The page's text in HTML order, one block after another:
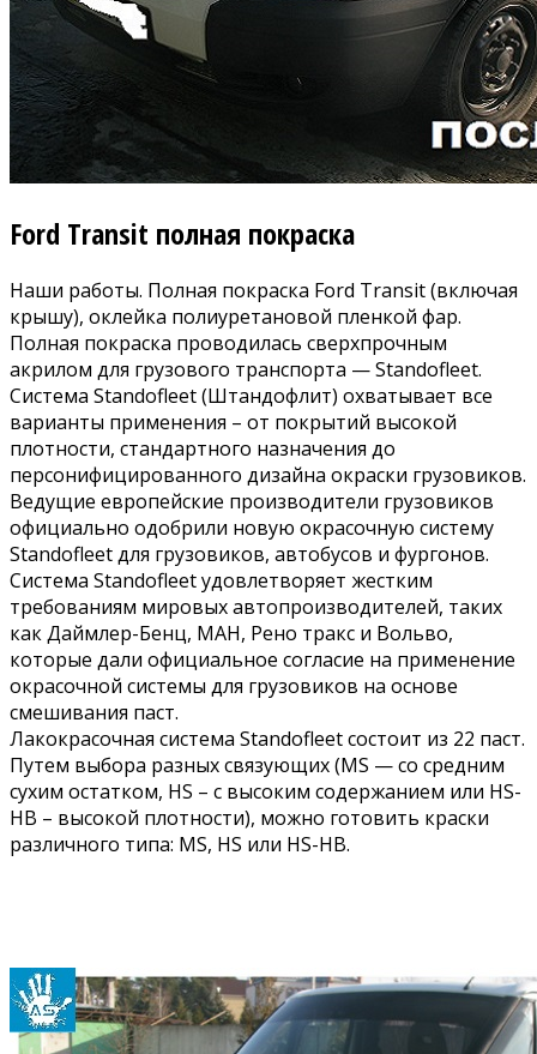
Ford Transit полная покраска
Наши работы. Полная покраска Ford Transit (включая
крышу), оклейка полиуретановой пленкой фар.
Полная покраска проводилась сверхпрочным
акрилом для грузового транспорта —Standofleet.
Система Standofleet (Штандофлит) охватывает все
варианты применения – от покрытий высокой
плотности, стандартного назначения до
персонифицированного дизайна окраски грузовиков.
Ведущие европейские производители грузовиков
официально одобрили новую окрасочную систему
Standofleet для грузовиков, автобусов и фургонов.
Система Standofleet удовлетворяет жестким
требованиям мировых автопроизводителей, таких
как Даймлер-Бенц, МАН, Рено тракс и Вольво,
которые дали официальное согласие на применение
окрасочной системы для грузовиков на основе
смешивания паст.
Лакокрасочная система Standofleet состоит из 22 паст.
Путем выбора разных связующих (MS — со средним
сухим остатком, HS – с высоким содержанием или HS-
HB – высокой плотности), можно готовить краски
различного типа: MS, HS или HS-HB.